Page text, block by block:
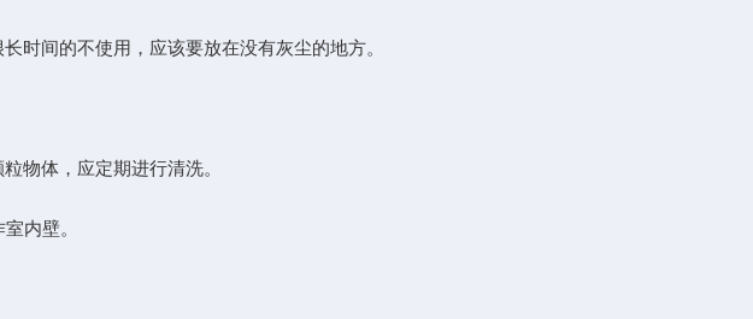
间的不使用，应该要放在没有灰尘的地方。
物体，应定期进行清洗。
内壁。